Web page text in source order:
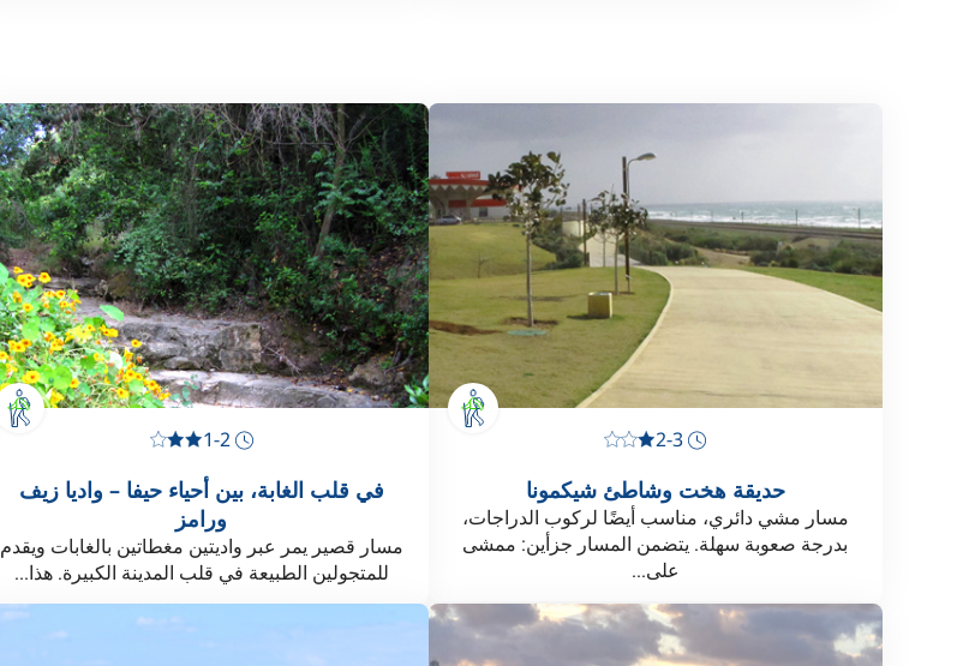
2-3
حديقة هخت وشاطئ شيكمونا
مسار مشي دائري، مناسب أيضًا لركوب الدراجات،
بدرجة صعوبة سهلة. يتضمن المسار جزأين: ممشى
على...
1-2
في قلب الغابة، بين أحياء حيفا – واديا زيف
ورامز
مسار قصير يمر عبر واديتين مغطاتين بالغابات ويقدم
للمتجولين الطبيعة في قلب المدينة الكبيرة. هذا...